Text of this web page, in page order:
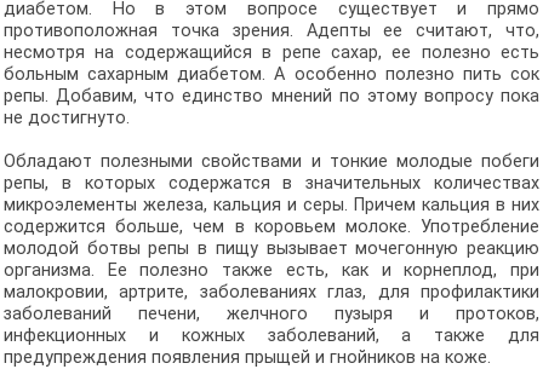
диабетом. Но в этом вопросе существует и прямо
противоположная точка зрения. Адепты ее считают, что,
несмотря на содержащийся в репе сахар, ее полезно есть
больным сахарным диабетом. А особенно полезно пить сок
репы. Добавим, что единство мнений по этому вопросу пока
не достигнуто.
Обладают полезными свойствами и тонкие молодые побеги
репы, в которых содержатся в значительных количествах
микроэлементы железа, кальция и серы. Причем кальция в них
содержится больше, чем в коровьем молоке. Употребление
молодой ботвы репы в пищу вызывает мочегонную реакцию
организма. Ее полезно также есть, как и корнеплод, при
малокровии, артрите, заболеваниях глаз, для профилактики
заболеваний печени, желчного пузыря и протоков,
инфекционных и кожных заболеваний, а также для
предупреждения появления прыщей и гнойников на коже.